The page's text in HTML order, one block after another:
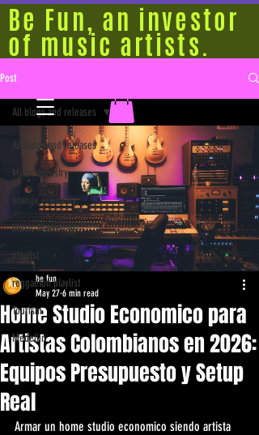
Be Fun, an investor
of music artists.
Post
All blogs and releases
Music Industry
orange economy
Music Marketing
playlist
reggaeton playlist
Tourism
Medellín
All blogs and releases
Home Studio Economico para
Artistas Colombianos en 2026:
Equipos Presupuesto y Setup
Real
be fun
May 27 6 min read
Armar un home studio economico siendo artista